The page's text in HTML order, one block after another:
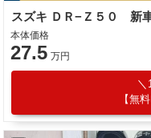
スズキ ＤＲ−Ｚ５０ 新
本体価格
27.5 万円
【無